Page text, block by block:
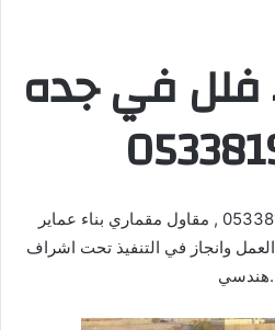
فلل في جده
مقاول بناء في جده 0533819888 , مقاول مقماري بناء عماير
وانجاز في التنفيذ تحت اشراف
هندسي.